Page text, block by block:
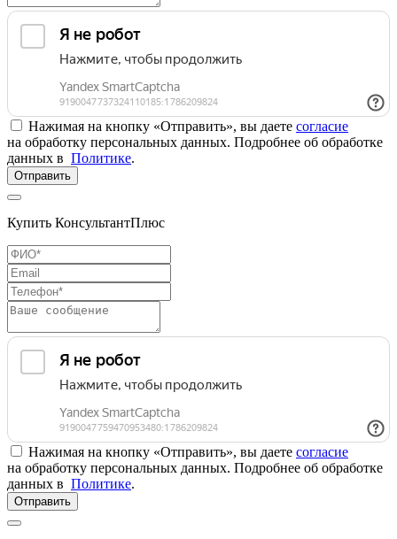
Нажимая на кнопку «Отправить», вы даете согласие
на обработку персональных данных. Подробнее об обработке
данных в Политике.
Отправить
Купить КонсультантПлюс
Нажимая на кнопку «Отправить», вы даете согласие
на обработку персональных данных. Подробнее об обработке
данных в Политике.
Отправить